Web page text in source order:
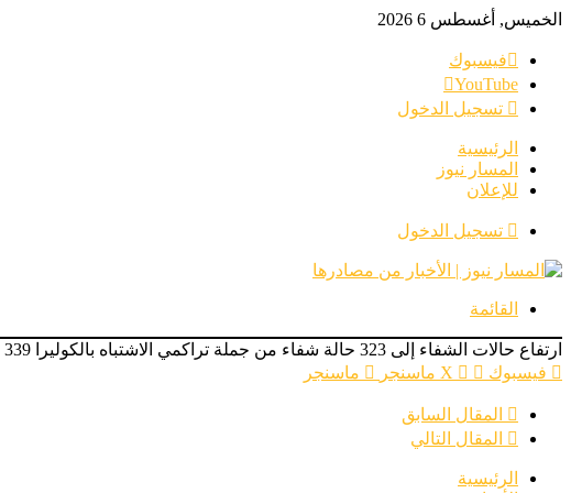
الخميس, أغسطس 6 2026
فيسبوك
‫YouTube
تسجيل الدخول
الرئيسية
المسار نيوز
للإعلان
تسجيل الدخول
القائمة
ارتفاع حالات الشفاء إلى 323 حالة شفاء من جملة تراكمي الاشتباه بالكوليرا 339 و12 حالة وفاة وخمس حالات في العزل بولاية سنار
فيسبوك
‫X ماسنجر ماسنجر
المقال السابق
المقال التالي
الرئيسية